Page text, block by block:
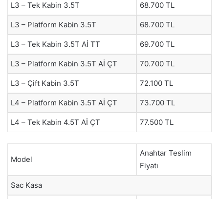
L3 – Tek Kabin 3.5T 68.700 TL
L3 – Platform Kabin 3.5T 68.700 TL
L3 – Tek Kabin 3.5T Aİ TT 69.700 TL
L3 – Platform Kabin 3.5T Aİ ÇT 70.700 TL
L3 – Çift Kabin 3.5T 72.100 TL
L4 – Platform Kabin 3.5T Aİ ÇT 73.700 TL
L4 – Tek Kabin 4.5T Aİ ÇT 77.500 TL
Model
Anahtar Teslim
Fiyatı
Sac Kasa